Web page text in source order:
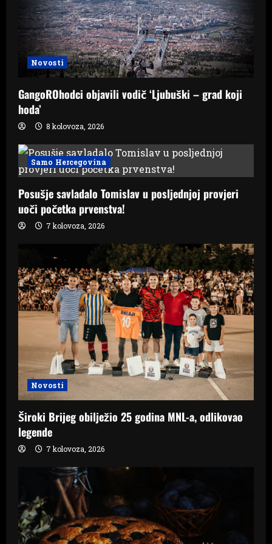
Novosti
GangoROhodci objavili vodič ‘Ljubuški – grad koji
hoda’
8 kolovoza, 2026
Samo Hercegovina
Posušje savladalo Tomislav u posljednjoj provjeri
uoči početka prvenstva!
7 kolovoza, 2026
Novosti
Široki Brijeg obilježio 25 godina MNL-a, odlikovao
legende
7 kolovoza, 2026